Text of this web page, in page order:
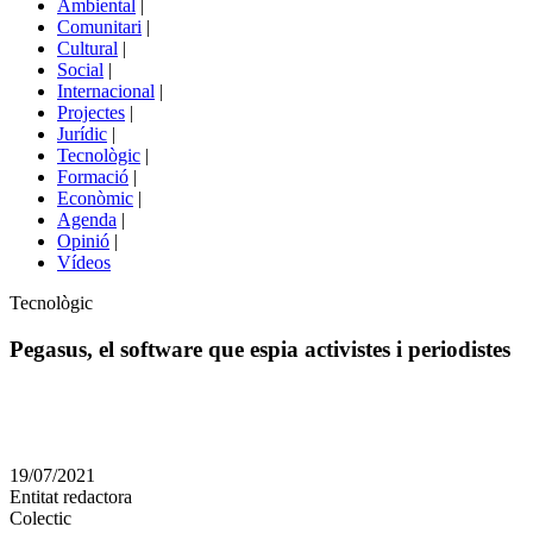
portals
Ambiental
Comunitari |
Cultural |
Social |
Internacional |
Projectes |
Jurídic |
Tecnològic |
Formació |
Econòmic |
Agenda |
Opinió |
Vídeos
Àmbit
la
notícia
Tecnològic
Pegasus, el software que espia activistes i periodistes
en
altres
xarxes
19/07/2021
Entitat redactora
Colectic